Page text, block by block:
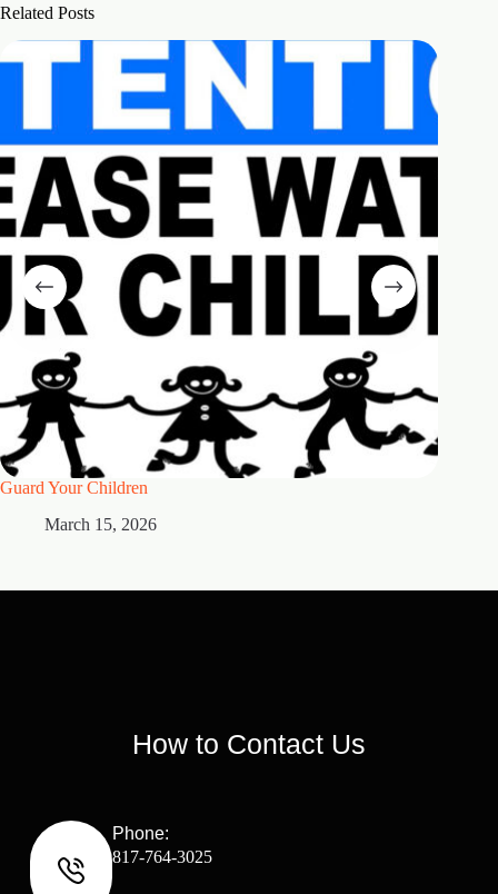
Related Posts
Guard Your Children
March 15, 2026
How to Contact Us
Phone:
817-764-3025